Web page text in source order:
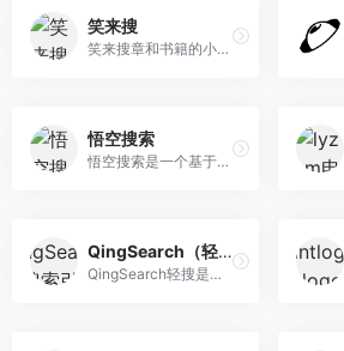
笑来搜
笑来搜章和书籍的小聚合
悟空搜索
悟空搜索是一个基于搜索引擎技术的免费流行和快速发展的b2b网络推广平台。专门收录世界各地、各个行业的网址资源，按照不同主题分类，放在相应目录中。
QingSearch（轻搜搜索引擎）
QingSearch轻搜是一个尊重用户隐私的搜索引擎。轻搜没有Cookie；不收集用户任何个人信息；不传播用户任何个人信息；不追踪用户搜索历史数据。